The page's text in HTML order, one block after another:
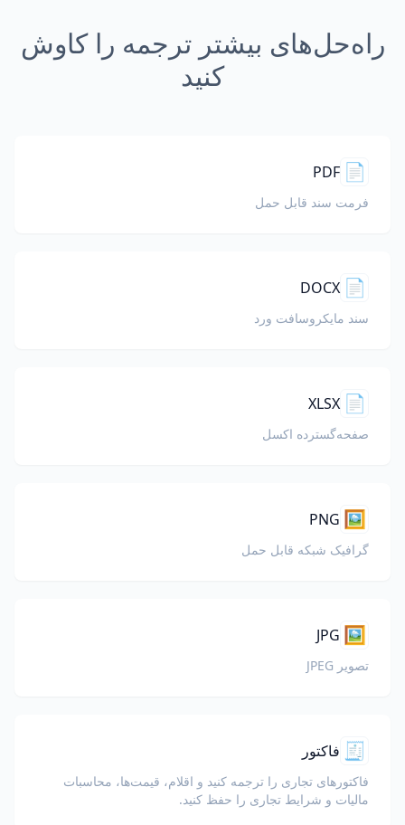
راه‌حل‌های بیشتر ترجمه را کاوش
کنید
📄
PDF
فرمت سند قابل حمل
📄
DOCX
سند مایکروسافت ورد
📄
XLSX
صفحه‌گسترده اکسل
🖼️
PNG
گرافیک شبکه قابل حمل
🖼️
JPG
تصویر JPEG
🧾 فاکتور
فاکتورهای تجاری را ترجمه کنید و اقلام، قیمت‌ها، محاسبات
مالیات و شرایط تجاری را حفظ کنید.